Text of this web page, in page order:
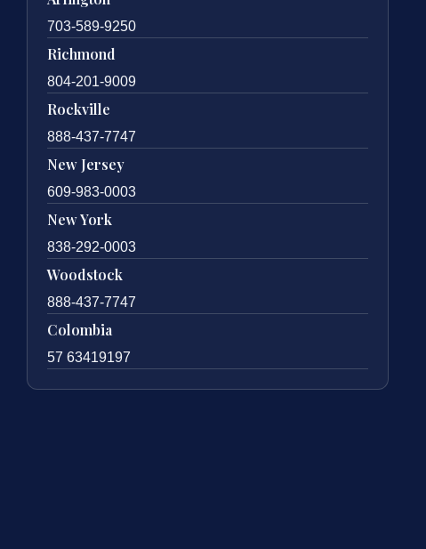
703-589-9250
Richmond
804-201-9009
Rockville
888-437-7747
New Jersey
609-983-0003
New York
838-292-0003
Woodstock
888-437-7747
Colombia
57 63419197